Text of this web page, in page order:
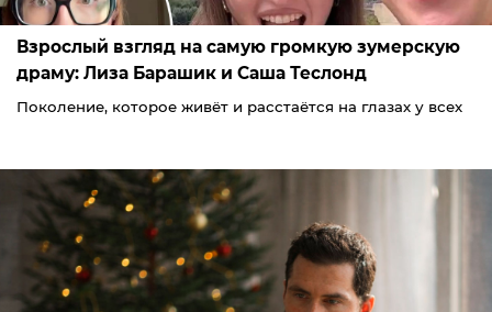
Взрослый взгляд на самую громкую зумерскую
драму: Лиза Барашик и Саша Теслонд
Поколение, которое живёт и расстаётся на глазах у всех